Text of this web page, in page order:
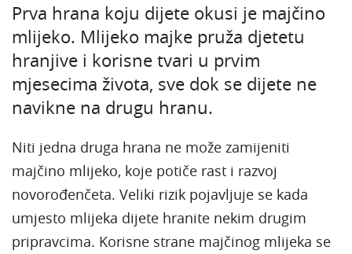
Prva hrana koju dijete okusi je majčino
mlijeko. Mlijeko majke pruža djetetu
hranjive i korisne tvari u prvim
mjesecima života, sve dok se dijete ne
navikne na drugu hranu.
Niti jedna druga hrana ne može zamijeniti
majčino mlijeko, koje potiče rast i razvoj
novorođenčeta. Veliki rizik pojavljuje se kada
umjesto mlijeka dijete hranite nekim drugim
pripravcima. Korisne strane majčinog mlijeka se